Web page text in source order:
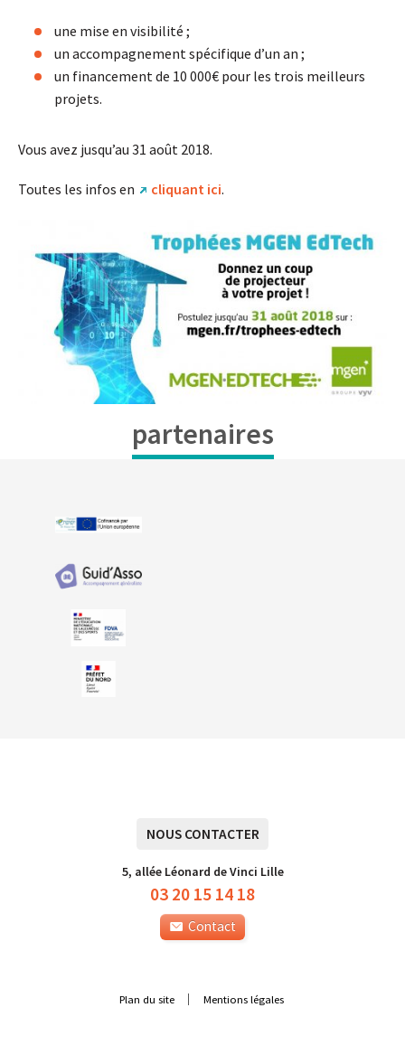
une mise en visibilité ;
un accompagnement spécifique d’un an ;
un financement de 10 000€ pour les trois meilleurs
projets.
Vous avez jusqu’au 31 août 2018.
Toutes les infos en cliquant ici.
partenaires
NOUS CONTACTER
5, allée Léonard de Vinci Lille
03 20 15 14 18
Contact
Plan du site Mentions légales